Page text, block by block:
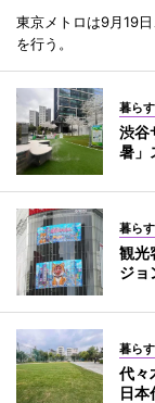
東京メトロは9月19
を行う。
暮ら
渋谷
暑」
暮ら
観光
ジ
暮ら
代々
日本